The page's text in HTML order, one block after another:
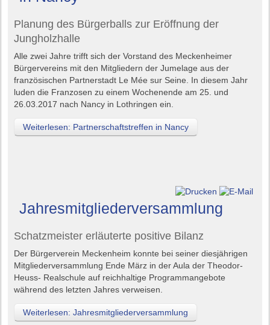
Planung des Bürgerballs zur Eröffnung der
Jungholzhalle
Alle zwei Jahre trifft sich der Vorstand des Meckenheimer
Bürgervereins mit den Mitgliedern der Jumelage aus der
französischen Partnerstadt Le Mée sur Seine. In diesem Jahr
luden die Franzosen zu einem Wochenende am 25. und
26.03.2017 nach Nancy in Lothringen ein.
Weiterlesen: Partnerschaftstreffen in Nancy
Jahresmitgliederversammlung
Schatzmeister erläuterte positive Bilanz
Der Bürgerverein Meckenheim konnte bei seiner diesjährigen
Mitgliederversammlung Ende März in der Aula der Theodor-
Heuss- Realschule auf reichhaltige Programmangebote
während des letzten Jahres verweisen.
Weiterlesen: Jahresmitgliederversammlung